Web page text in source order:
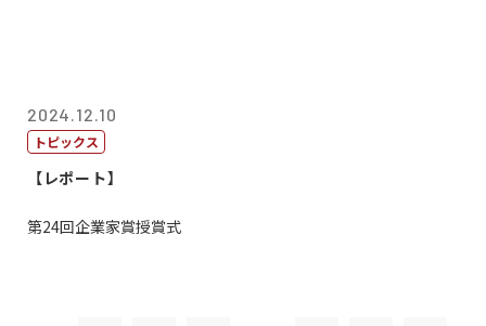
2024.12.10
トピックス
【レポート】
第24回企業家賞授賞式